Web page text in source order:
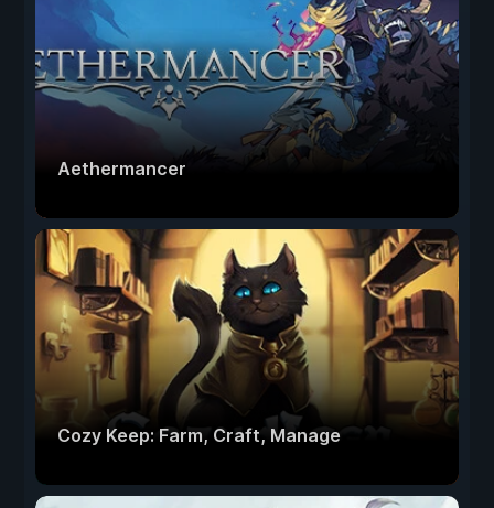
Aethermancer
Cozy Keep: Farm, Craft, Manage